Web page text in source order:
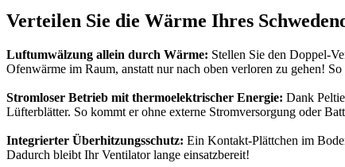
Verteilen Sie die Wärme Ihres
Luftumwälzung allein durch Wärme: Stellen Sie den Doppel-
Ofenwärme im Raum, anstatt nur nach oben verloren zu gehen!
Stromloser Betrieb mit thermoelektrischer Energie: Dank
Lüfterblätter. So kommt er ohne externe Stromversorgung oder
Integrierter Überhitzungsschutz: Ein Kontakt-Plättchen im
Dadurch bleibt Ihr Ventilator lange einsatzbereit!